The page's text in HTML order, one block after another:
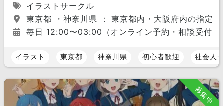
イラストサークル
東京都 ・神奈川県 ： 東京都内・大阪府内の指定
毎日 12:00〜03:00（オンライン予約・相談受付中
イラスト 東京都 神奈川県 初心者歓迎 社会人
募集中